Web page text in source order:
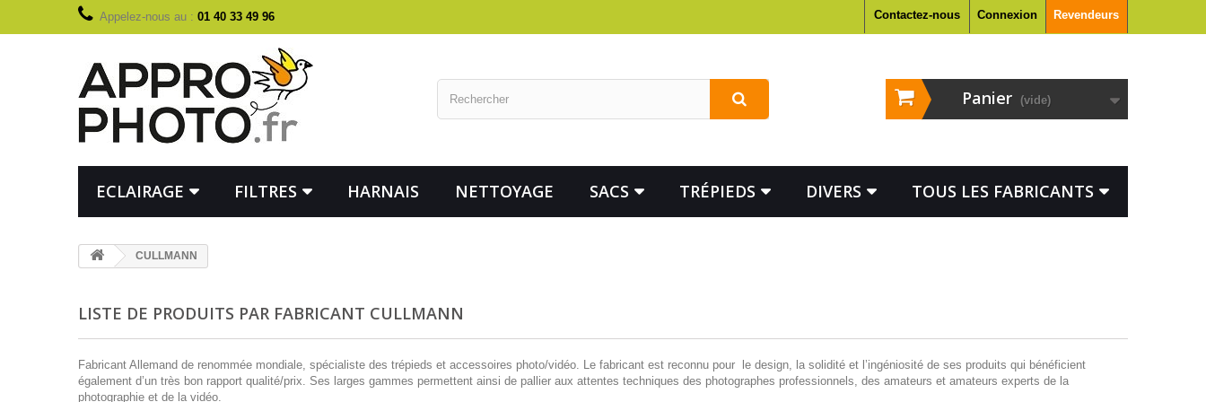
Connexion Revendeurs
Contactez-nous
Appelez-nous au : 01 40 33 49 96
Panier (vide)
ECLAIRAGE FILTRES HARNAIS NETTOYAGE SACS TRÉPIEDS DIVERS TOUS LES FABRICANTS
CULLMANN
LISTE DE PRODUITS PAR FABRICANT CULLMANN
Fabricant Allemand de renommée mondiale, spécialiste des trépieds et accessoires photo/vidéo. Le fabricant est reconnu pour le design, la solidité et l’ingéniosité de ses produits qui bénéficient
également d’un très bon rapport qualité/prix. Ses larges gammes permettent ainsi de pallier aux attentes techniques des photographes professionnels, des amateurs et amateurs experts de la
photographie et de la vidéo.